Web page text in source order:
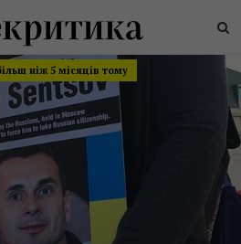
ніж 5 місяців тому